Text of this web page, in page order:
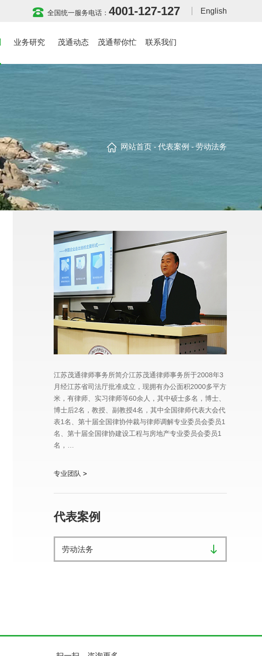
English
全国统一服务电话： 4001-127-127
业务研究 茂通动态 茂通帮你忙 联系我们
网站首页 - 代表案例 - 劳动法务
江苏茂通律师事务所简介江苏茂通律师事务所于2008年3
月经江苏省司法厅批准成立，现拥有办公面积2000多平方
米，有律师、实习律师等60余人，其中硕士多名，博士、
博士后2名，教授、副教授4名，其中全国律师代表大会代
表1名、第十届全国律协仲裁与律师调解专业委员会委员1
名、第十届全国律协建设工程与房地产专业委员会委员1
名，…
专业团队 >
代表案例
劳动法务